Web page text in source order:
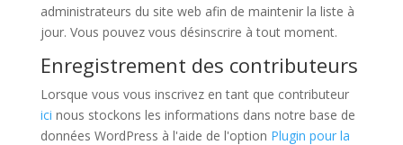
administrateurs du site web afin de maintenir la liste à
jour. Vous pouvez vous désinscrire à tout moment.
Enregistrement des contributeurs
Lorsque vous vous inscrivez en tant que contributeur
ici nous stockons les informations dans notre base de
données WordPress à l'aide de l'option Plugin pour la